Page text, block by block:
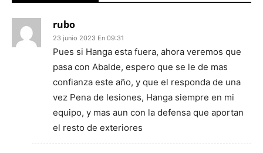
rubo
23 junio 2023 En 09:31
Pues si Hanga esta fuera, ahora veremos que
pasa con Abalde, espero que se le de mas
confianza este año, y que el responda de una
vez Pena de lesiones, Hanga siempre en mi
equipo, y mas aun con la defensa que aportan
el resto de exteriores